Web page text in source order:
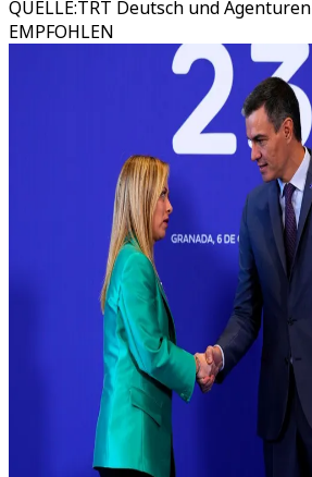
QUELLE:TRT Deutsch und Agenturen
EMPFOHLEN